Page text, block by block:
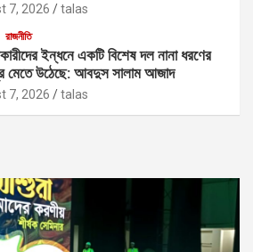
7, 2026 talas
রাজনীতি
ইন্ধনে একটি বিশেষ দল নানা ধরণের
মেতে উঠেছে: আবদুস সালাম আজাদ
7, 2026 talas